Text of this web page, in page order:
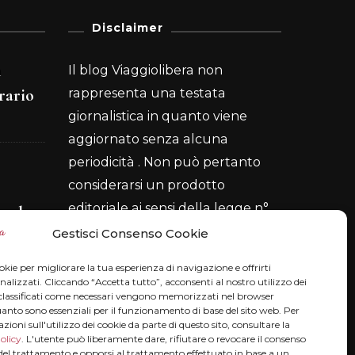
Gestisci Consenso Cookie
per migliorare la tua esperienza di navigazione e offrirti
Cliccando “Accetta tutto”, acconsenti al nostro utilizzo dei
come necessari vengono memorizzati nel browser
sono essenziali per il funzionamento di base del sito web. Per
sull'utilizzo dei cookie da parte di questo sito, consultare la
. L'utente può liberamente dare, rifiutare o revocare il consenso
the
belli
Disclaimer
Il blog Viaggiolibera non
rappresenta una testata
giornalistica in quanto viene
aggiornato senza alcuna
periodicità . Non può pertanto
considerarsi un prodotto
editoriale ai sensi della legge n°
62 del 7.03.2001.Disclaimer
Privacy & Cookie
Privacy termini e condizioni